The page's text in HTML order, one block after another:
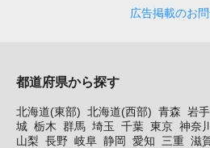
広告掲載のお
都道府県から探す
北海道(東部) 北海道(西部) 青森 岩手
城 栃木 群馬 埼玉 千葉 東京 神奈川
山梨 長野 岐阜 静岡 愛知 三重 滋